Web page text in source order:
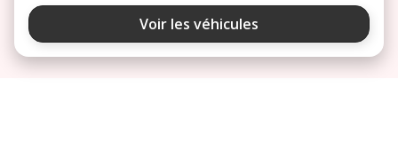
août 2026
ma me
Voir les véhicules